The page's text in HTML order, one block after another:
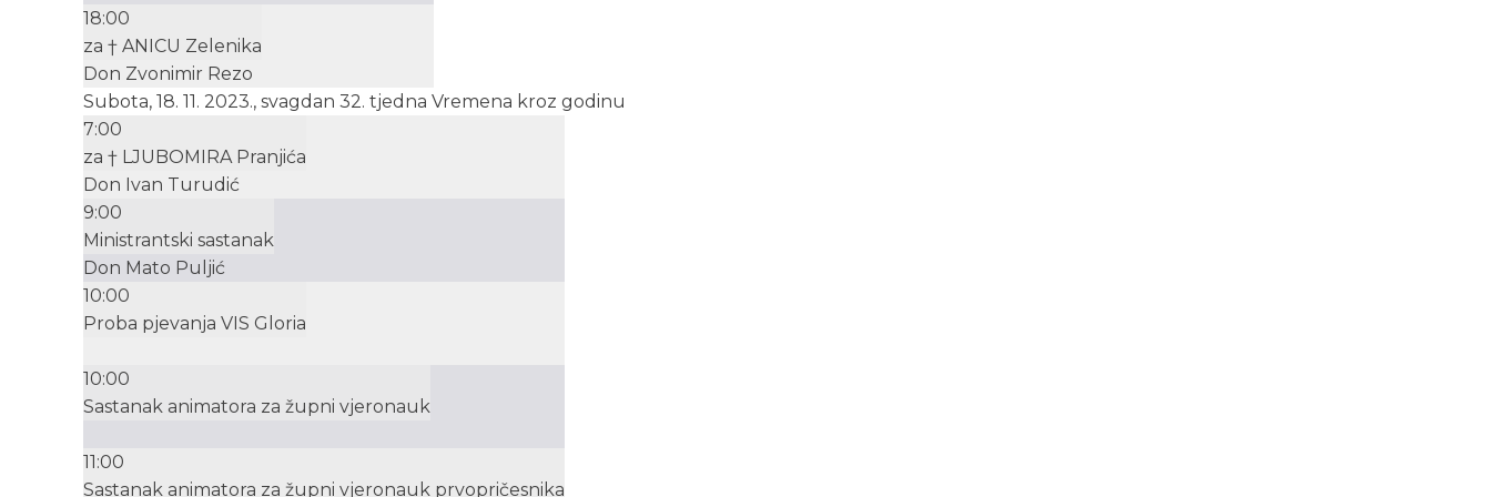
18:00
za † ANICU Zelenika
Don Zvonimir Rezo
Subota, 18. 11. 2023., svagdan 32. tjedna Vremena kroz godinu
7:00
za † LJUBOMIRA Pranjića
Don Ivan Turudić
9:00
Ministrantski sastanak
Don Mato Puljić
10:00
Proba pjevanja VIS Gloria
10:00
Sastanak animatora za župni vjeronauk
11:00
Sastanak animatora za župni vjeronauk prvopričesnika